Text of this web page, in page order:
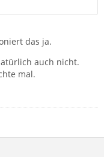
das ja.
auch nicht.
mal.